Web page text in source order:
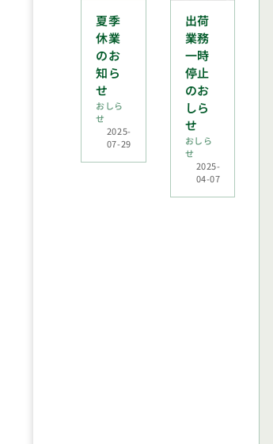
夏季
休業
のお
知ら
せ
おしら
せ
2025-
07-29
出荷
業務
一時
停止
のお
しら
せ
おしら
せ
2025-
04-07